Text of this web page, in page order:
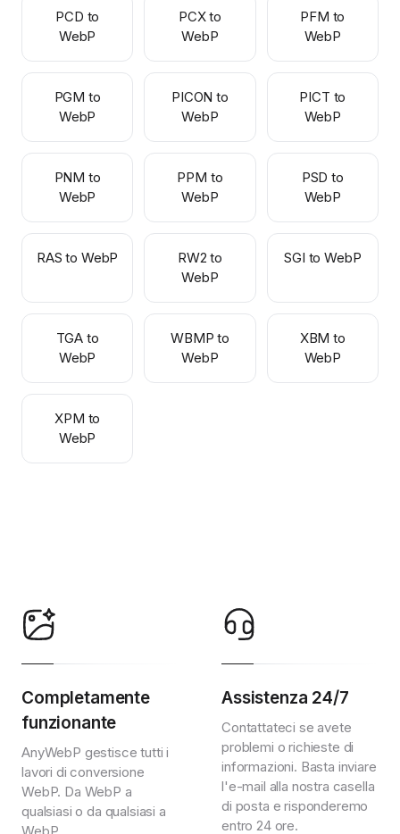
PCD to
WebP
PCX to
WebP
PFM to
WebP
PGM to
WebP
PICON to
WebP
PICT to
WebP
PNM to
WebP
PPM to
WebP
PSD to
WebP
RAS to WebP
RW2 to
WebP
SGI to WebP
TGA to
WebP
WBMP to
WebP
XBM to
WebP
XPM to
WebP
Completamente
funzionante
AnyWebP gestisce tutti i
lavori di conversione
WebP. Da WebP a
qualsiasi o da qualsiasi a
Assistenza 24/7
Contattateci se avete
problemi o richieste di
informazioni. Basta inviare
l'e-mail alla nostra casella
di posta e risponderemo
entro 24 ore.